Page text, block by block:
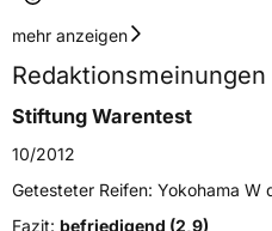
Geschwindigkeitsindex
Höchstgeschwindigkeit
190 km/h
Lastindex84
Höchstlast500 kg
Gewicht (in kg)7,39 kg
mehr anzeigen
Redaktionsmeinungen
Stiftung Warentest
10/2012
Getesteter Reifen: Yokohama W
Fazit: befriedigend (2,9)